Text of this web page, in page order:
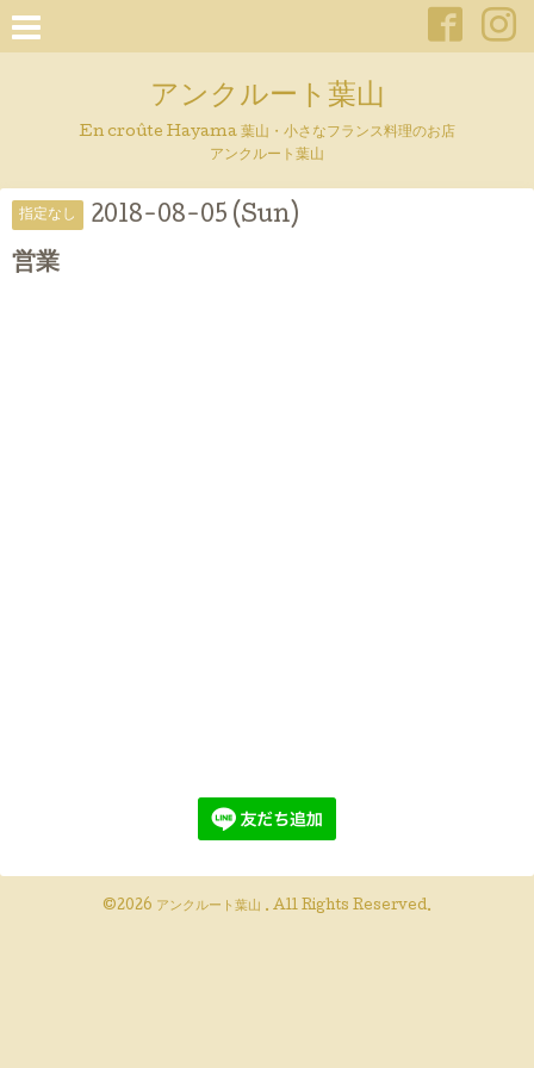
アンクルート葉山
En croûte Hayama 葉山・小さなフランス料理のお店
アンクルート葉山
指定なし 2018-08-05 (Sun)
営業
©2026 アンクルート葉山 . All Rights Reserved.